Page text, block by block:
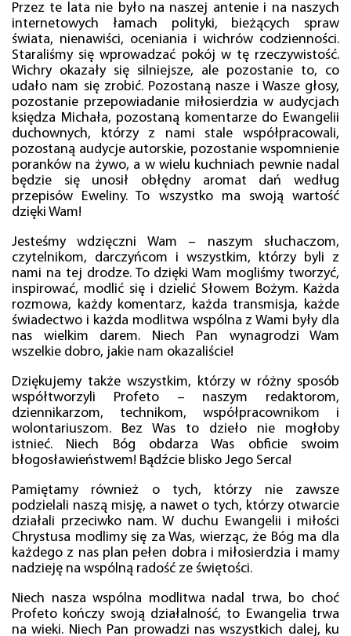
Przez te lata nie było na naszej antenie i na naszych
internetowych łamach polityki, bieżących spraw
świata, nienawiści, oceniania i wichrów codzienności.
Staraliśmy się wprowadzać pokój w tę rzeczywistość.
Wichry okazały się silniejsze, ale pozostanie to, co
udało nam się zrobić. Pozostaną nasze i Wasze głosy,
pozostanie przepowiadanie miłosierdzia w audycjach
księdza Michała, pozostaną komentarze do Ewangelii
duchownych, którzy z nami stale współpracowali,
pozostaną audycje autorskie, pozostanie wspomnienie
poranków na żywo, a w wielu kuchniach pewnie nadal
będzie się unosił obłędny aromat dań według
przepisów Eweliny. To wszystko ma swoją wartość
dzięki Wam!
Jesteśmy wdzięczni Wam – naszym słuchaczom,
czytelnikom, darczyńcom i wszystkim, którzy byli z
nami na tej drodze. To dzięki Wam mogliśmy tworzyć,
inspirować, modlić się i dzielić Słowem Bożym. Każda
rozmowa, każdy komentarz, każda transmisja, każde
świadectwo i każda modlitwa wspólna z Wami były dla
nas wielkim darem. Niech Pan wynagrodzi Wam
wszelkie dobro, jakie nam okazaliście!
Dziękujemy także wszystkim, którzy w różny sposób
współtworzyli Profeto – naszym redaktorom,
dziennikarzom, technikom, współpracownikom i
wolontariuszom. Bez Was to dzieło nie mogłoby
istnieć. Niech Bóg obdarza Was obficie swoim
błogosławieństwem! Bądźcie blisko Jego Serca!
Pamiętamy również o tych, którzy nie zawsze
podzielali naszą misję, a nawet o tych, którzy otwarcie
działali przeciwko nam. W duchu Ewangelii i miłości
Chrystusa modlimy się za Was, wierząc, że Bóg ma dla
każdego z nas plan pełen dobra i miłosierdzia i mamy
nadzieję na wspólną radość ze świętości.
Niech nasza wspólna modlitwa nadal trwa, bo choć
Profeto kończy swoją działalność, to Ewangelia trwa
na wieki. Niech Pan prowadzi nas wszystkich dalej, ku